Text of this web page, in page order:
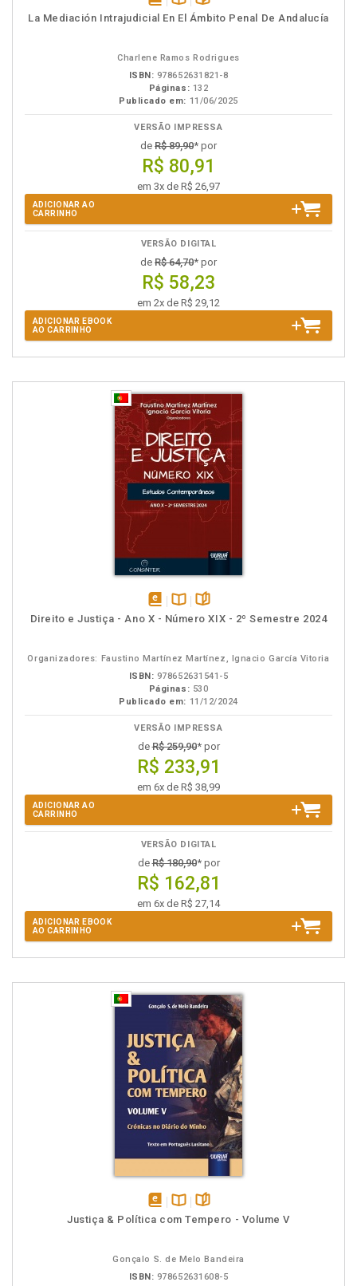
disponívelDisponível
páginas
La Mediación Intrajudicial En El Ámbito Penal De Andalucía
Charlene Ramos Rodrigues
ISBN: 978652631821-8
Páginas: 132
Publicado em: 11/06/2025
VERSÃO IMPRESSA
de R$ 89,90* por
R$ 80,91
em 3x de R$ 26,97
ADICIONAR AO
CARRINHO
VERSÃO DIGITAL
de R$ 64,70* por
R$ 58,23
em 2x de R$ 29,12
ADICIONAR EBOOK
AO CARRINHO
disponível
Disponível
páginas
Direito e Justiça - Ano X - Número XIX - 2º Semestre 2024
Organizadores: Faustino Martínez Martínez, Ignacio García Vitoria
ISBN: 978652631541-5
Páginas: 530
Publicado em: 11/12/2024
VERSÃO IMPRESSA
deR$ 259,90* por
R$ 233,91
em 6x de R$ 38,99
ADICIONAR AO
CARRINHO
VERSÃO DIGITAL
deR$ 180,90* por
R$ 162,81
em 6x de R$ 27,14
ADICIONAR EBOOK
AO CARRINHO
disponível
Disponível
páginas
Justiça & Política com Tempero - Volume V
Gonçalo S. de Melo Bandeira
ISBN: 978652631608-5